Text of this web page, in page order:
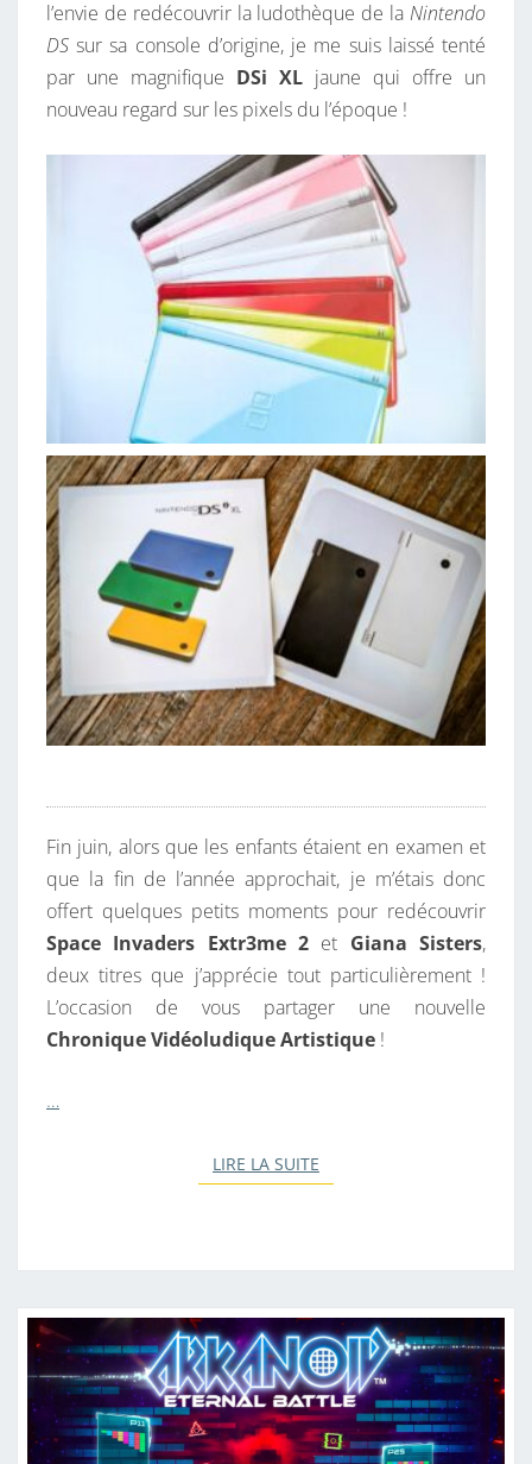
l’envie de redécouvrir la ludothèque de la Nintendo
DS sur sa console d’origine, je me suis laissé tenté
par une magnifique DSi XL jaune qui offre un
nouveau regard sur les pixels du l’époque !
Fin juin, alors que les enfants étaient en examen et
que la fin de l’année approchait, je m’étais donc
offert quelques petits moments pour redécouvrir
Space Invaders Extr3me 2 et Giana Sisters,
deux titres que j’apprécie tout particulièrement !
L’occasion de vous partager une nouvelle
Chronique Vidéoludique Artistique !
…
LIRE LA SUITE